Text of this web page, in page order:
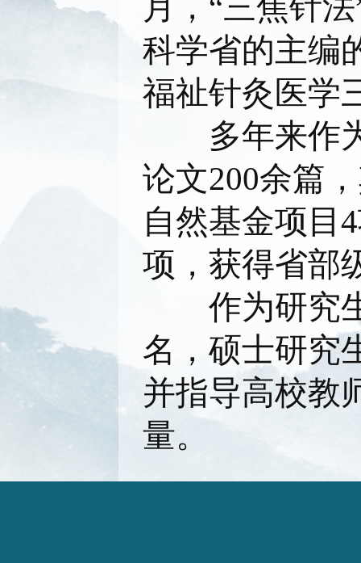
月，“三焦针
科学省的主编
福祉针灸医学
多年来作为
论文200余篇
自然基金项目
项，获得省部
作为研究生
名，硕士研究
并指导高校教
量。